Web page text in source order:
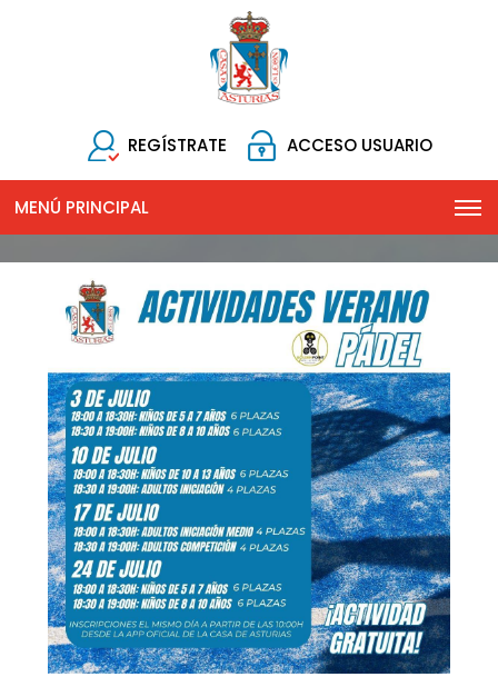
REGÍSTRATE ACCESO USUARIO
MENÚ PRINCIPAL